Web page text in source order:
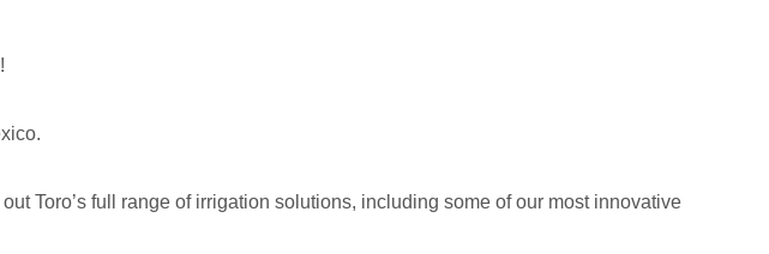
Toro’s full range of irrigation solutions, including some of our most innovative